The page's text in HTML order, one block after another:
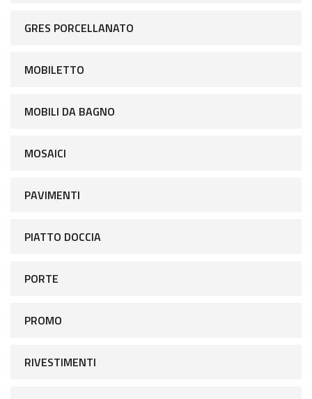
GRES PORCELLANATO
MOBILETTO
MOBILI DA BAGNO
MOSAICI
PAVIMENTI
PIATTO DOCCIA
PORTE
PROMO
RIVESTIMENTI